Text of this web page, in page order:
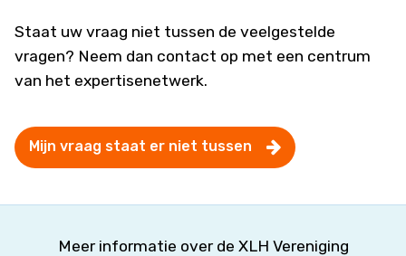
Staat uw vraag niet tussen de veelgestelde
vragen? Neem dan contact op met een centrum
van het expertisenetwerk.
Mijn vraag staat er niet tussen
Meer informatie over de XLH Vereniging